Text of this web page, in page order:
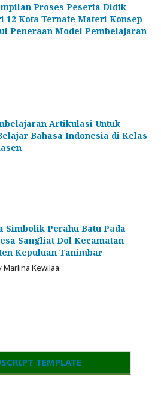
Proses Peserta Didik
12 Kota Ternate Materi Konsep
Peneraan Model Pembelajaran
Artikulasi Untuk
Bahasa Indonesia di Kelas
Perahu Batu Pada
Sangliat Dol Kecamatan
Kepuluan Tanimbar
Kewilaa
TEMPLATE